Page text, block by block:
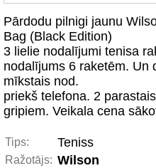
Pārdodu pilnigi jaunu
Bag (Black Edition)
3 lielie nodalījumi tenisa
nodalījums 6 raketēm. Un
mīkstais nod.
priekš telefona. 2
gripiem. Veikala cena
Tips: Teniss
Ražotājs: Wilson